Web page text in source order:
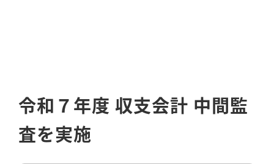
令和７年度 収支会計 中間監
査を実施